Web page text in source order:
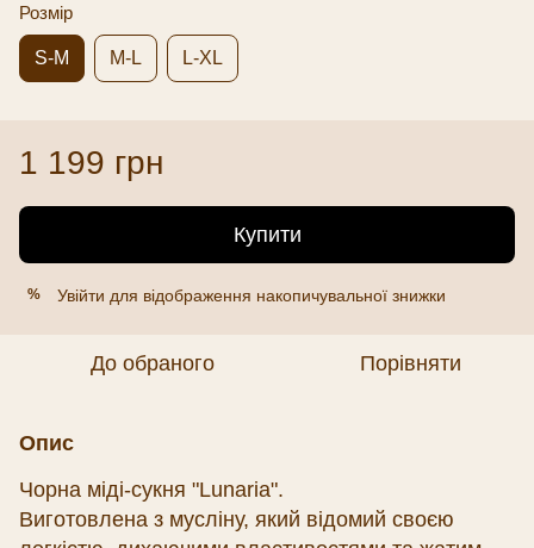
Розмір
S-M M-L L-XL
1 199 грн
Купити
% Увійти для відображення накопичувальної знижки
До обраного Порівняти
Опис
Чорна міді-сукня "Lunaria".
Виготовлена з мусліну, який відомий своєю